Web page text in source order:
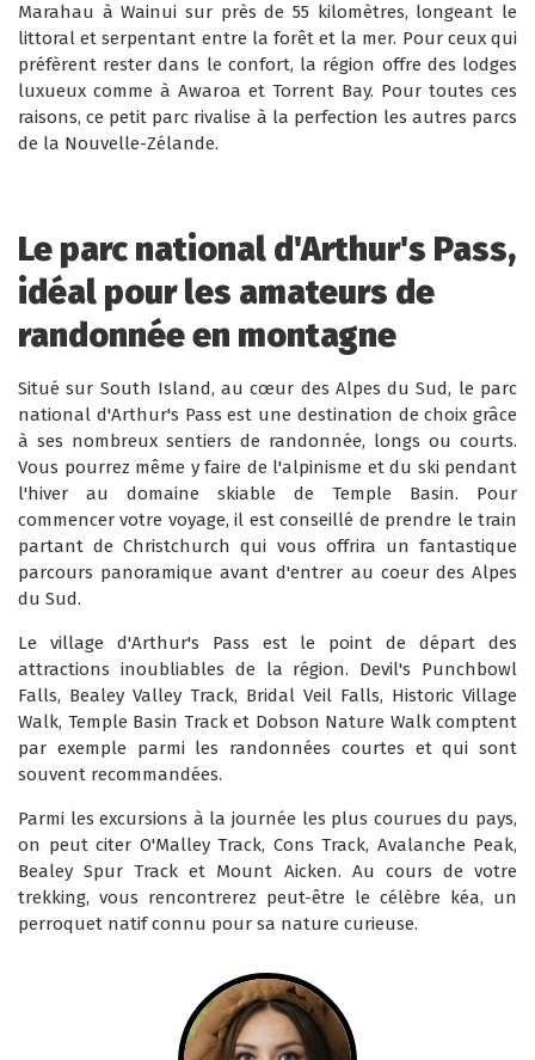
Marahau à Wainui sur près de 55 kilomètres, longeant le
littoral et serpentant entre la forêt et la mer. Pour ceux qui
préfèrent rester dans le confort, la région offre des lodges
luxueux comme à Awaroa et Torrent Bay. Pour toutes ces
raisons, ce petit parc rivalise à la perfection les autres parcs
de la Nouvelle-Zélande.
Le parc national d'Arthur's Pass,
idéal pour les amateurs de
randonnée en montagne
Situé sur South Island, au cœur des Alpes du Sud, le parc
national d'Arthur's Pass est une destination de choix grâce
à ses nombreux sentiers de randonnée, longs ou courts.
Vous pourrez même y faire de l'alpinisme et du ski pendant
l'hiver au domaine skiable de Temple Basin. Pour
commencer votre voyage, il est conseillé de prendre le train
partant de Christchurch qui vous offrira un fantastique
parcours panoramique avant d'entrer au coeur des Alpes
du Sud.
Le village d'Arthur's Pass est le point de départ des
attractions inoubliables de la région. Devil's Punchbowl
Falls, Bealey Valley Track, Bridal Veil Falls, Historic Village
Walk, Temple Basin Track et Dobson Nature Walk comptent
par exemple parmi les randonnées courtes et qui sont
souvent recommandées.
Parmi les excursions à la journée les plus courues du pays,
on peut citer O'Malley Track, Cons Track, Avalanche Peak,
Bealey Spur Track et Mount Aicken. Au cours de votre
trekking, vous rencontrerez peut-être le célèbre kéa, un
perroquet natif connu pour sa nature curieuse.